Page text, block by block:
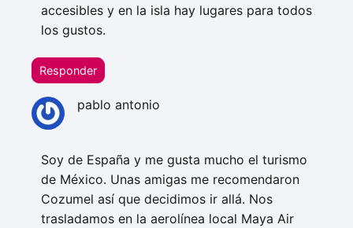
accesibles y en la isla hay lugares para todos
los gustos.
Responder
pablo antonio
Soy de España y me gusta mucho el turismo
de México. Unas amigas me recomendaron
Cozumel así que decidimos ir allá. Nos
trasladamos en la aerolínea local Maya Air